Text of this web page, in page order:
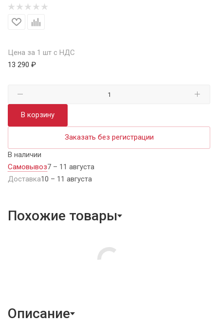
Цена за 1 шт с НДС
13 290 ₽
В корзину
Заказать без регистрации
В наличии
Самовывоз7 – 11 августа
Доставка10 – 11 августа
Похожие товары
Описание